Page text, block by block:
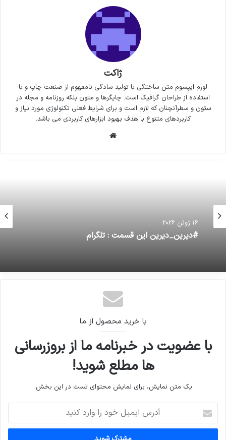
ژاکت
لورم ایپسوم متن ساختگی با تولید سادگی نامفهوم از صنعت چاپ و با
استفاده از طراحان گرافیک است. چاپگرها و متون بلکه روزنامه و مجله در
ستون و سطرآنچنان که لازم است و برای شرایط فعلی تکنولوژی مورد نیاز و
کاربردهای متنوع با هدف بهبود ابزارهای کاربردی می باشد.
16 ژوئن 2026
#دیرین_دیرین این قسمت : تلگرام
با خرید محصول از ما
با عضویت در خبرنامه ما از بروزرسانی
ها مطلع شوید!
یک متن نمایش، برای نمایش محتوای تست در این بخش.
ایمیل
خود